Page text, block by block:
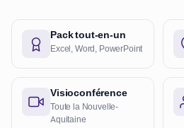
Pack tout-en-un
Excel, Word, PowerPoint
Visioconférence
Toute la Nouvelle-
Aquitaine